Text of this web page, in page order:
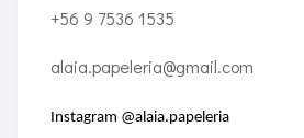
+56 9 7536 1535
alaia.papeleria@gmail.com
Instagram @alaia.papeleria